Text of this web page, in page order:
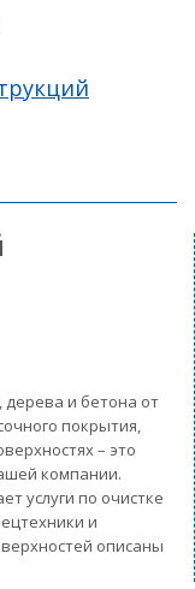
дерева и бетона от
покрытия,
– это
компании.
услуги по очистке
и
описаны